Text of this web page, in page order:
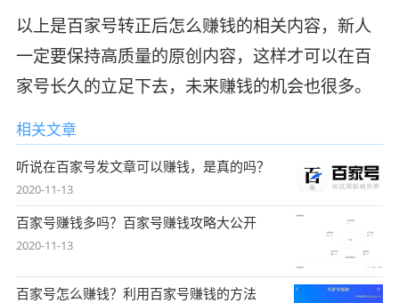
以上是百家号转正后怎么赚钱的相关内容，新人
一定要保持高质量的原创内容，这样才可以在百
家号长久的立足下去，未来赚钱的机会也很多。
相关文章
听说在百家号发文章可以赚钱，是真的吗？
2020-11-13
百家号赚钱多吗？百家号赚钱攻略大公开
2020-11-13
百家号怎么赚钱？利用百家号赚钱的方法